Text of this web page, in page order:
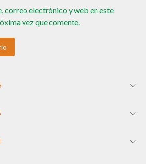
correo electrónico y web en este
vez que comente.